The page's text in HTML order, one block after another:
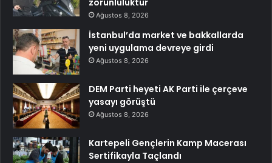
zorunluluktur
Ağustos 8, 2026
İstanbul’da market ve bakkallarda
yeni uygulama devreye girdi
Ağustos 8, 2026
DEM Parti heyeti AK Parti ile çerçeve
yasayı görüştü
Ağustos 8, 2026
Kartepeli Gençlerin Kamp Macerası
Sertifikayla Taçlandı